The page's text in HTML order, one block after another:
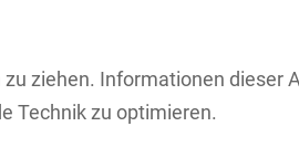
ziehen. Informationen dieser
Technik zu optimieren.